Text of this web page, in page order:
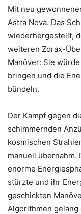
Mit neu
Astra Nova. Das
wiederhergestellt,
weiteren Zorax-
Manöver: Sie
bringen und die
bündeln.
Der Kampf gegen
schimmernden
kosmischen
manuell übernahm.
enorme
stürzte und ihr
geschickten
Algorithmen